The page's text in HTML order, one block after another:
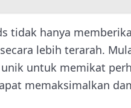
tidak hanya
lebih terarah.
untuk memikat
memaksimalkan